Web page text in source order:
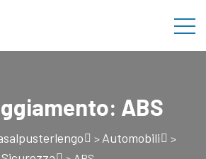
ABS
> Automobili >